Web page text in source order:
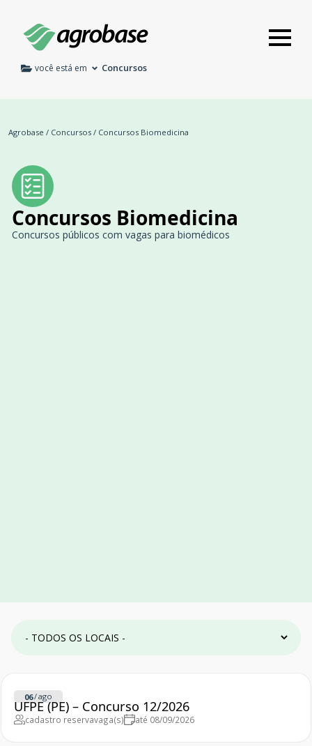
você está em Concursos
Agrobase / Concursos / Concursos Biomedicina
Concursos Biomedicina
Concursos públicos com vagas para biomédicos
06/ago
UFPE (PE) – Concurso 12/2026
cadastro reservavaga(s) até 08/09/2026